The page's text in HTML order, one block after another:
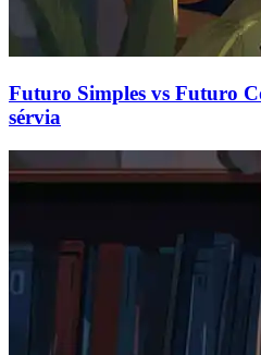
Futuro Simples vs Futuro
sérvia